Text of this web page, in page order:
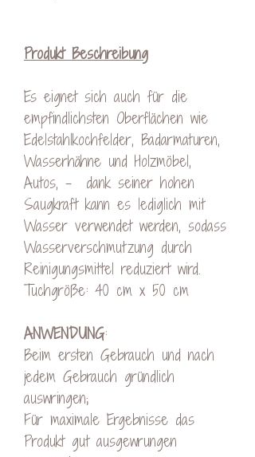
Produkt Beschreibung
Es eignet sich auch für die
empfindlichsten Oberflächen wie
Edelstahlkochfelder, Badarmaturen,
Wasserhähne und Holzmöbel,
Autos, – dank seiner hohen
Saugkraft kann es lediglich mit
Wasser verwendet werden, sodass
Wasserverschmutzung durch
Reinigungsmittel reduziert wird.
Tuchgröße: 40 cm x 50 cm
ANWENDUNG:
Beim ersten Gebrauch und nach
jedem Gebrauch gründlich
auswringen;
Für maximale Ergebnisse das
Produkt gut ausgewrungen